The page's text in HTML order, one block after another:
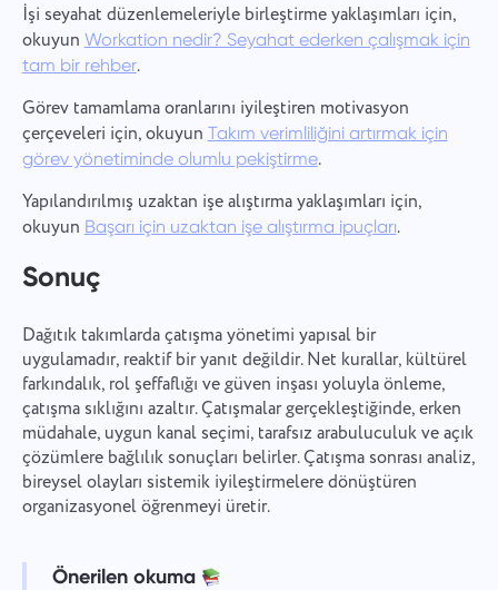
İşi seyahat düzenlemeleriyle birleştirme yaklaşımları için,
okuyunWorkation nedir? Seyahat ederken çalışmak için
tam bir rehber.
Görev tamamlama oranlarını iyileştiren motivasyon
çerçeveleri için, okuyunTakım verimliliğini artırmak için
görev yönetiminde olumlu pekiştirme.
Yapılandırılmış uzaktan işe alıştırma yaklaşımları için,
okuyunBaşarı için uzaktan işe alıştırma ipuçları.
Sonuç
Dağıtık takımlarda çatışma yönetimi yapısal bir
uygulamadır, reaktif bir yanıt değildir. Net kurallar, kültürel
farkındalık, rol şeffaflığı ve güven inşası yoluyla önleme,
çatışma sıklığını azaltır. Çatışmalar gerçekleştiğinde, erken
müdahale, uygun kanal seçimi, tarafsız arabuluculuk ve açık
çözümlere bağlılık sonuçları belirler. Çatışma sonrası analiz,
bireysel olayları sistemik iyileştirmelere dönüştüren
organizasyonel öğrenmeyi üretir.
Önerilen okuma